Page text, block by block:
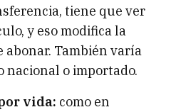
tiene que ver
y eso modifica la
abonar. También varía
nacional o importado.
vida: como en